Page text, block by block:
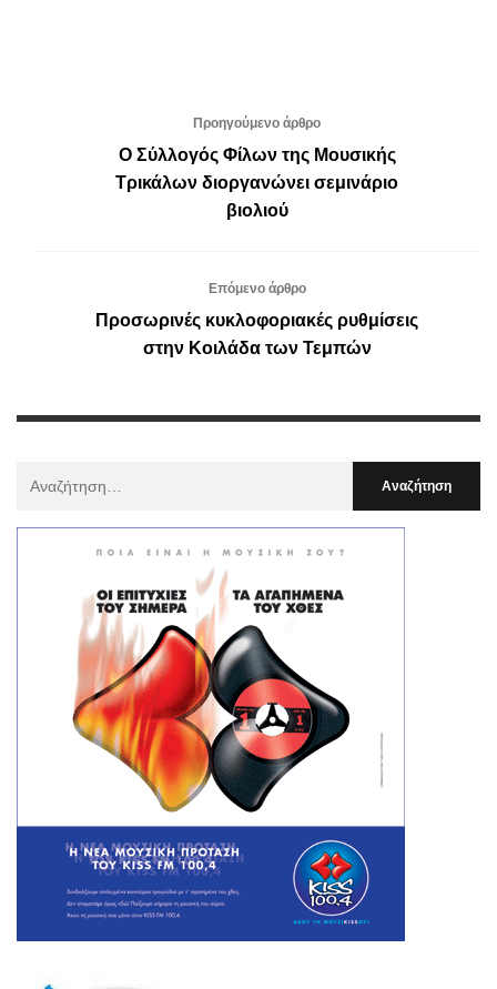
Προηγούμενο άρθρο
Ο Σύλλογός Φίλων της Μουσικής
Τρικάλων διοργανώνει σεμινάριο
βιολιού
Επόμενο άρθρο
Προσωρινές κυκλοφοριακές ρυθμίσεις
στην Κοιλάδα των Τεμπών
: